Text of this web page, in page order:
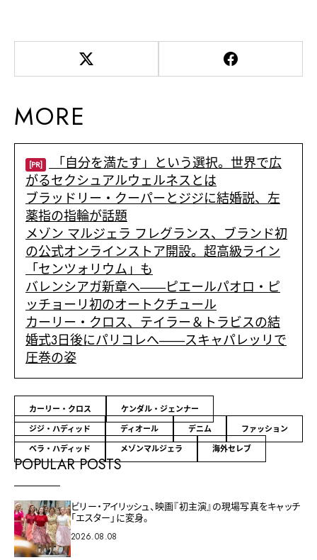
MORE
[PR] 「自分を満たす」という選択。世界で広
がるセクシュアルウェルネスとは
ブラッドリー・クーパーとジジに結婚説、左
薬指の指輪が話題
メゾン マルジェラ フレグランス、ブランド初
の公式オンラインストア開設。超高級ライン
「センツォリウム」も
バレンシアガ新章へ――ピエールパオロ・ピ
ッチョーリ初のオートクチュール
カーリー・クロス、テイラー＆トラビスの結
婚式3日後にパリコレへ――スキャパレッリで
圧巻の姿
カーリー・クロス
ケンダル・ジェンナー
ジジ・ハディッド
ディオール デニム
ファッション
ベラ・ハディッド
メゾンマルジェラ 海外セレブ
POPULAR POSTS
ビリー・アイリッシュ、映画『初主演』の現場写真をキャッチ
「エスター」に変身。
2026.08.08